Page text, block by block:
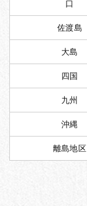
口
佐渡島
大島
四国
九州
沖縄
離島地区